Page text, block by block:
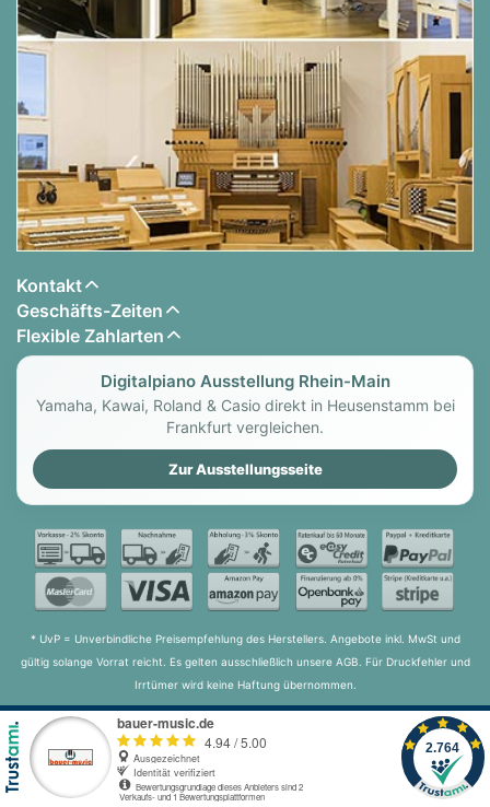
Kontakt
Geschäfts-Zeiten
Flexible Zahlarten
Digitalpiano Ausstellung Rhein-Main
Yamaha, Kawai, Roland & Casio direkt in Heusenstamm bei
Frankfurt vergleichen.
Zur Ausstellungsseite
* UvP = Unverbindliche Preisempfehlung des Herstellers. Angebote inkl. MwSt und
gültig solange Vorrat reicht. Es gelten ausschließlich unsere AGB. Für Druckfehler und
Irrtümer wird keine Haftung übernommen.